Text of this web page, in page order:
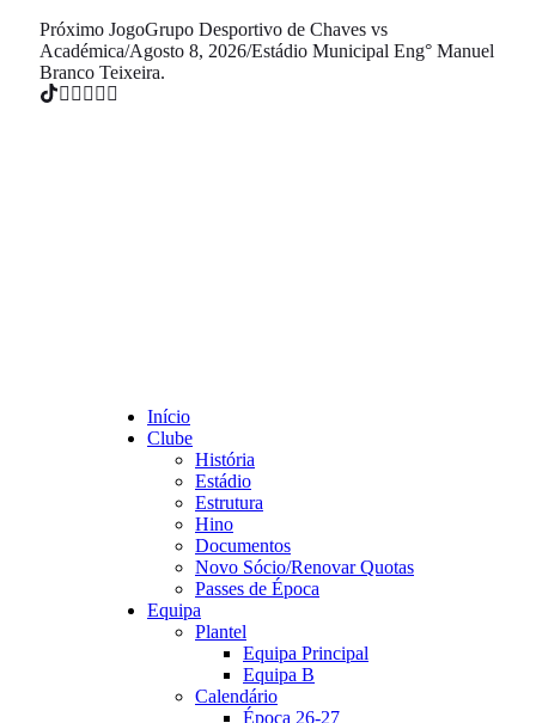
Próximo JogoGrupo Desportivo de Chaves vs
Académica/Agosto 8, 2026/Estádio Municipal Eng° Manuel
Branco Teixeira.
Início
Clube
História
Estádio
Estrutura
Hino
Documentos
Novo Sócio/Renovar Quotas
Passes de Época
Equipa
Plantel
Equipa Principal
Equipa B
Calendário
Época 26-27